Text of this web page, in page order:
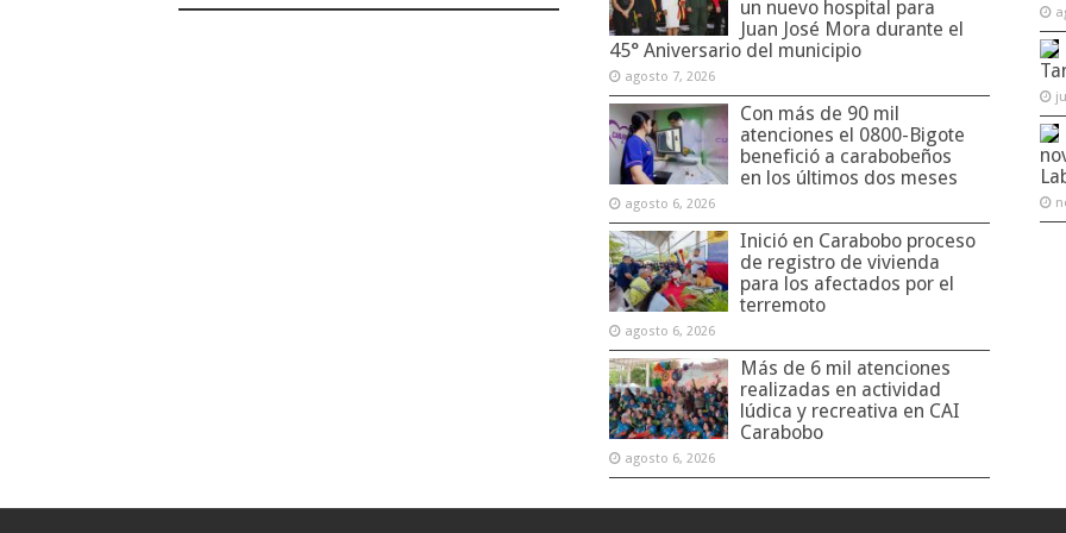
un nuevo hospital para
Juan José Mora durante el
45° Aniversario del municipio
agosto 7, 2026
Con más de 90 mil
atenciones el 0800-Bigote
benefició a carabobeños
en los últimos dos meses
agosto 6, 2026
Inició en Carabobo proceso
de registro de vivienda
para los afectados por el
terremoto
agosto 6, 2026
Más de 6 mil atenciones
realizadas en actividad
lúdica y recreativa en CAI
Carabobo
agosto 6, 2026